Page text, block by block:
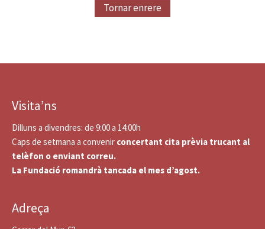
Tornar enrere
Visita’ns
Dilluns a divendres: de 9:00 a 14:00h
Caps de setmana a convenir concertant cita prèvia trucant al
telèfon o enviant correu.
La Fundació romandrà tancada el mes d’agost.
Adreça